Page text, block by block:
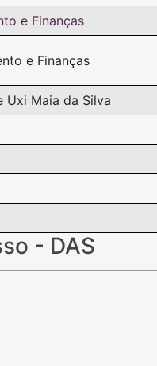
e Finanças
e Finanças
Uxi Maia da Silva
- DAS